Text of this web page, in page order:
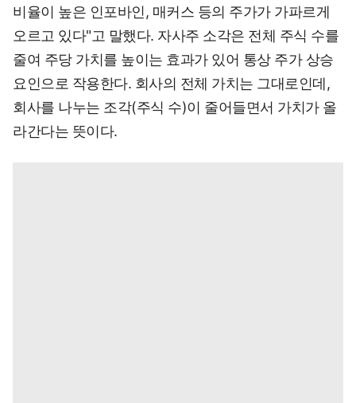
비율이 높은 인포바인, 매커스 등의 주가가 가파르게
오르고 있다"고 말했다. 자사주 소각은 전체 주식 수를
줄여 주당 가치를 높이는 효과가 있어 통상 주가 상승
요인으로 작용한다. 회사의 전체 가치는 그대로인데,
회사를 나누는 조각(주식 수)이 줄어들면서 가치가 올
라간다는 뜻이다.